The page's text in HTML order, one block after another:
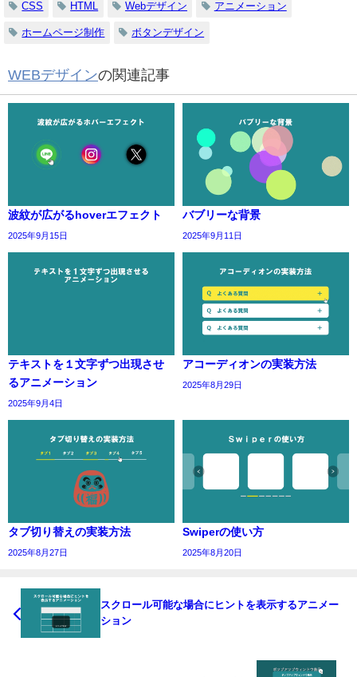
CSS HTML Webデザイン アニメーション
ホームページ制作 ボタンデザイン
WEBデザインの関連記事
波紋が広がるhoverエフェクト
2025年9月15日
バブリーな背景
2025年9月11日
テキストを１文字ずつ出現させ
るアニメーション
2025年9月4日
アコーディオンの実装方法
2025年8月29日
タブ切り替えの実装方法
2025年8月27日
Swiperの使い方
2025年8月20日
スクロール可能な場合にヒントを表示するアニメー
ション